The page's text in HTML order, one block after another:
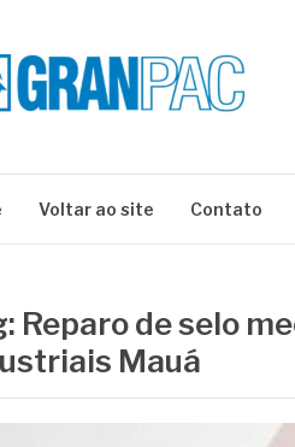
Voltar ao site Contato
Reparo de selo
Mauá